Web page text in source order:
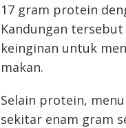
17 gram protein
Kandungan
keinginan untuk
makan.
Selain protein,
sekitar enam gram